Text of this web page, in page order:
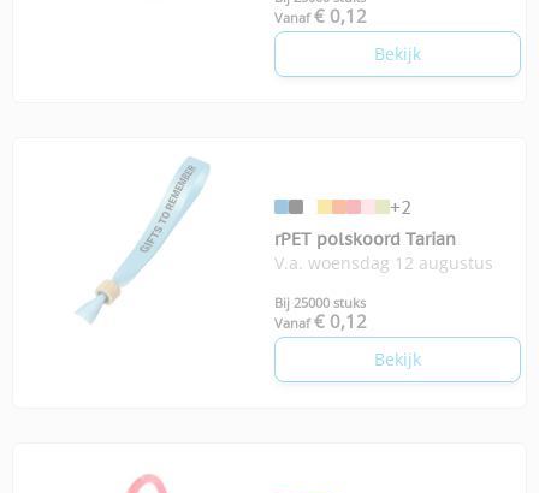
Vanaf € 0,12
Bekijk
+2
rPET polskoord Tarian
V.a. woensdag 12 augustus
Bij 25000 stuks
Vanaf € 0,12
Bekijk